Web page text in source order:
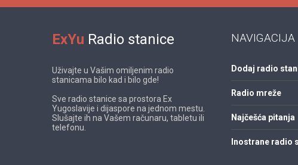
ExYu Radio stanice
Uživajte u Vašim omiljenim radio
stanicama bilo kad i bilo gde!
Sve radio stanice sa prostora Ex
Yugoslavije i dijaspore na jednom mestu.
Slušajte ih na Vašem računaru, tabletu ili
telefonu.
NAVIGACIJA
Dodaj radio
Radio mreže
Najčešća pitanja
Inostrane radio